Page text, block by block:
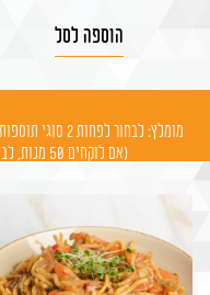
הוספה לסל
מומלץ: לבחור
(אם לוקחים 50 מנות, לבחור 50 מנות עבור כל תוספת שבחרתם)